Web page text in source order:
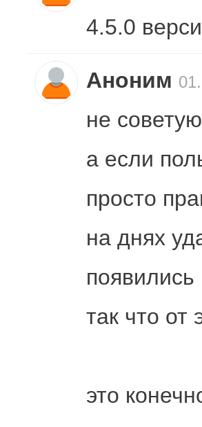
4.5.0
Аноним
не
а если
просто
на днях
появились
так что от
это